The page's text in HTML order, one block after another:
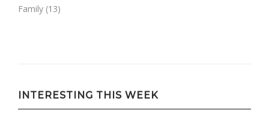
Family (13)
INTERESTING THIS WEEK